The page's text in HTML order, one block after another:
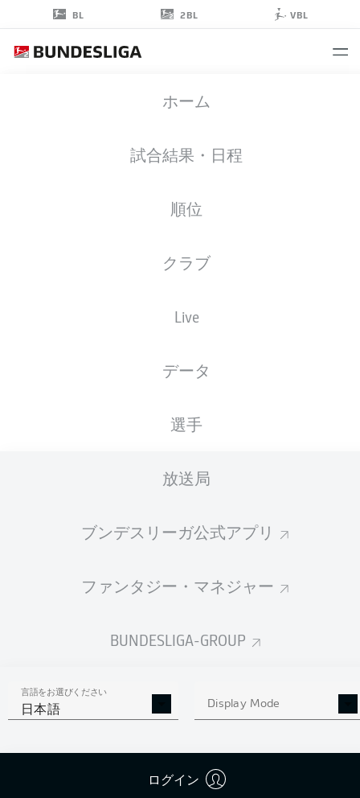
BL 2BL VBL
ホーム
試合結果・日程
順位
クラブ
Live
データ
選手
放送局
ブンデスリーガ公式アプリ
ファンタジー・マネジャー
BUNDESLIGA-GROUP
言語をお選びください
日本語 Display Mode
ログイン
03.01.2001
2025/2026
統計 シーズン 2025/2026
AERIAL DUELS
WON